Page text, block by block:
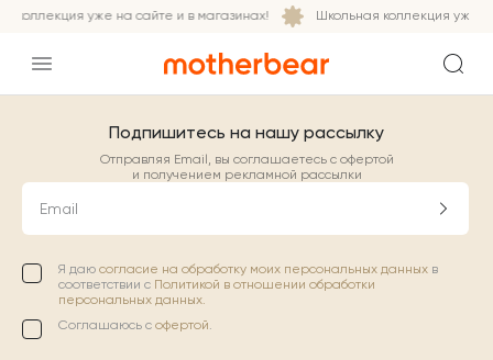
коллекция уже на сайте и в магазинах! Школьная коллекция уже
Подпишитесь на нашу рассылку
Отправляя Email, вы соглашаетесь с офертой
и получением рекламной рассылки
Email
Я даю согласие на обработку моих персональных данных в
соответствии с Политикой в отношении обработки
персональных данных.
Соглашаюсь с офертой.